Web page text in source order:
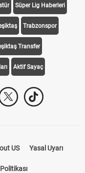
Süper Lig Haberleri
Trabzonspor
Transfer
Aktif Sayaç
US Yasal Uyarı